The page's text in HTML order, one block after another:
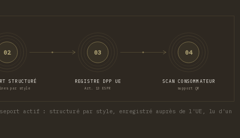
02
STRUCTURÉ
par style
03
REGISTRE DPP UE
Art. 13 ESPR
04
SCAN CONSOMMATEUR
support QR
actif : structuré par style, enregistré auprès de l'UE, lu d'un